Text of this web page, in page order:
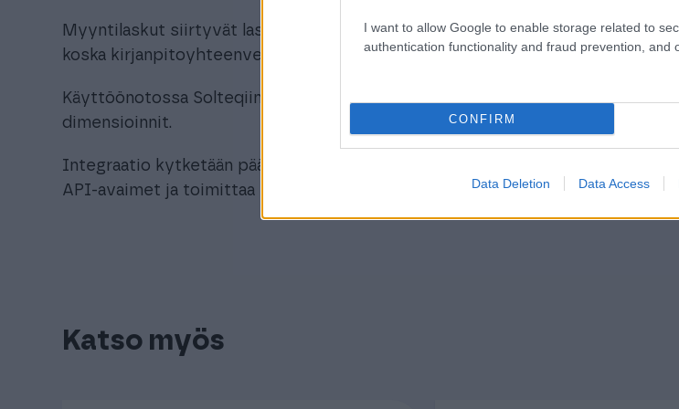
I want to allow Google to enable storage related to
authentication functionality and fraud prevention, and
CONFIRM
Data Deletion Data Access
Myyntilaskut siirtyvät laskuittain. Laskujen kirjanpito kirjataan esim.
koska kirjanpitoyhteenveto sisältää myös laskujen kirjanpidot eriteltynä.
Käyttöönotossa Solteqiin perustetaan tarvittavat kirjanpidon tilit ja
dimensioinnit.
Integraatio kytketään päälle Solteqin toimesta, asiakkaan pitää ainoastaan luoda
API-avaimet ja toimittaa ne Solteqille.
Katso myös